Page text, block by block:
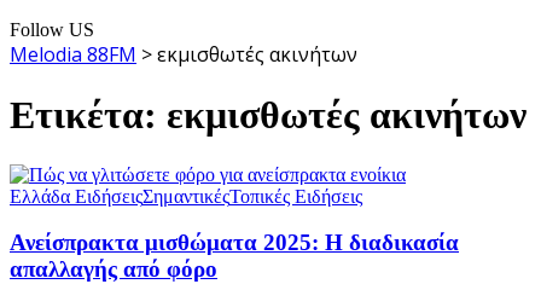
Follow US
Melodia 88FM >εκμισθωτές ακινήτων
Ετικέτα: εκμισθωτές ακινήτων
Ελλάδα ΕιδήσειςΣημαντικέςΤοπικές Ειδήσεις
Ανείσπρακτα μισθώματα 2025: Η διαδικασία
απαλλαγής από φόρο